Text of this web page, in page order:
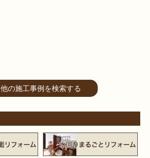
他の施工事例を検索する